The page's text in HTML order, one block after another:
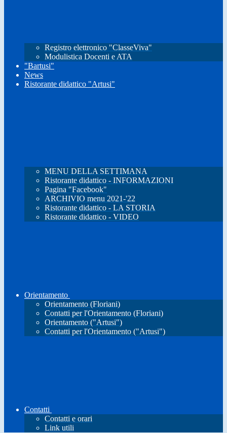
Registro elettronico "ClasseViva"
Modulistica Docenti e ATA
"Bartusi"
News
Ristorante didattico "Artusi"
MENU DELLA SETTIMANA
Ristorante didattico - INFORMAZIONI
Pagina "Facebook"
ARCHIVIO menu 2021-'22
Ristorante didattico - LA STORIA
Ristorante didattico - VIDEO
Orientamento
Orientamento (Floriani)
Contatti per l'Orientamento (Floriani)
Orientamento ("Artusi")
Contatti per l'Orientamento ("Artusi")
Contatti
Contatti e orari
Link utili